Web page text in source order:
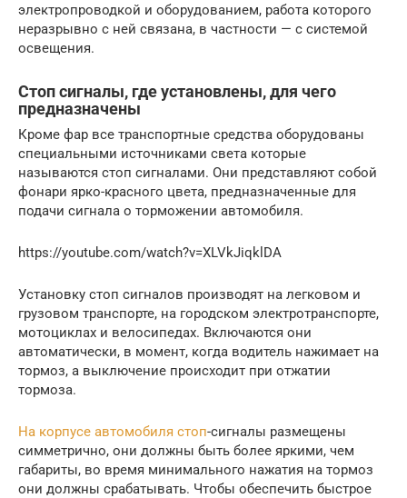
электропроводкой и оборудованием, работа которого
неразрывно с ней связана, в частности — с системой
освещения.
Стоп сигналы, где установлены, для чего
предназначены
Кроме фар все транспортные средства оборудованы
специальными источниками света которые
называются стоп сигналами. Они представляют собой
фонари ярко-красного цвета, предназначенные для
подачи сигнала о торможении автомобиля.
https://youtube.com/watch?v=XLVkJiqklDA
Установку стоп сигналов производят на легковом и
грузовом транспорте, на городском электротранспорте,
мотоциклах и велосипедах. Включаются они
автоматически, в момент, когда водитель нажимает на
тормоз, а выключение происходит при отжатии
тормоза.
На корпусе автомобиля стоп-сигналы размещены
симметрично, они должны быть более яркими, чем
габариты, во время минимального нажатия на тормоз
они должны срабатывать. Чтобы обеспечить быстрое